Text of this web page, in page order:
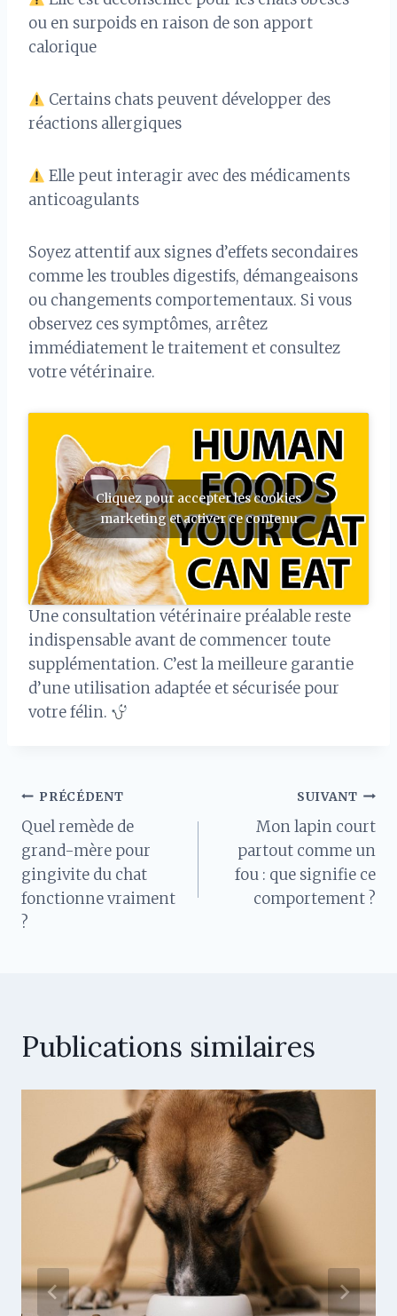
ou en surpoids en raison de son apport
calorique
Certains chats peuvent développer des
réactions allergiques
Elle peut interagir avec des médicaments
anticoagulants
Soyez attentif aux signes d’effets secondaires
comme les troubles digestifs, démangeaisons
ou changements comportementaux. Si vous
observez ces symptômes, arrêtez
immédiatement le traitement et consultez
votre vétérinaire.
Cliquez pour accepter les cookies
marketing et activer ce contenu
Une consultation vétérinaire préalable reste
indispensable avant de commencer toute
supplémentation. C’est la meilleure garantie
d’une utilisation adaptée et sécurisée pour
votre félin.
Navigation
de
l’article
PRÉCÉDENT
Quel remède de
grand-mère pour
gingivite du chat
fonctionne vraiment
?
SUIVANT
Mon lapin court
partout comme un
fou : que signifie ce
comportement ?
Publications similaires